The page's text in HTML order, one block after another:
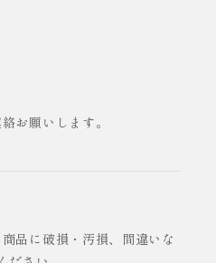
お願いします。
品に破損・汚損、間違いな